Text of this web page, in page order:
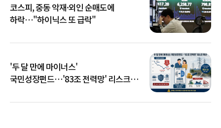
코스피, 중동 악재·외인 순매도에
하락…"하이닉스 또 급락"
'두 달 만에 마이너스'
국민성장펀드…'83조 전력망' 리스크